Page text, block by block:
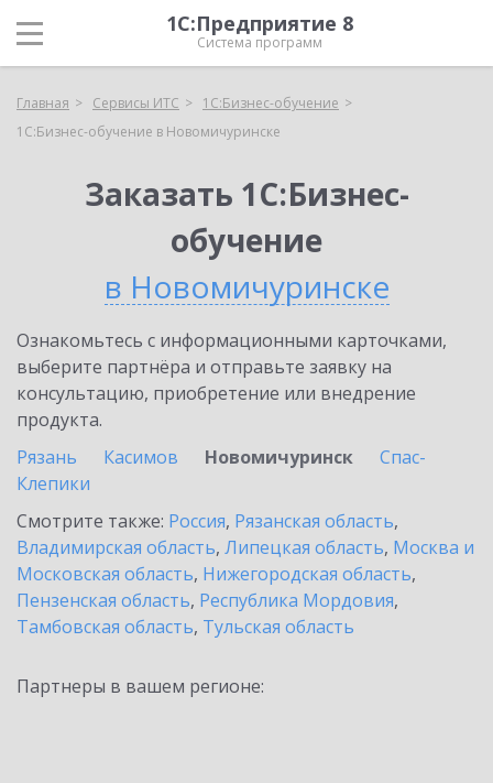
1С:Предприятие 8
Система программ
Главная Сервисы ИТС
1С:Бизнес-обучение
1С:Бизнес-обучение в Новомичуринске
Заказать 1С:Бизнес-
обучение
в Новомичуринске
Ознакомьтесь с информационными карточками,
выберите партнёра и отправьте заявку на
консультацию, приобретение или внедрение
продукта.
Рязань
Касимов Новомичуринск
Спас-
Клепики
Смотрите также: Россия, Рязанская область,
Владимирская область, Липецкая область, Москва и
Московская область, Нижегородская область,
Пензенская область, Республика Мордовия,
Тамбовская область, Тульская область
Партнеры в вашем регионе: